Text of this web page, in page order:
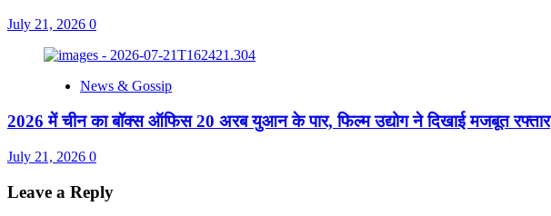
July 21, 2026 0
News & Gossip
2026 में चीन का बॉक्स ऑफिस 20 अरब युआन के पार, फिल्म उद्योग ने दिखाई मजबूत रफ्तार
July 21, 2026 0
Leave a Reply